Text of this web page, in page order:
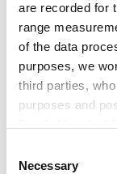
are recorded for
range
of the data
purposes, we
third parties,
purposes and
consent to the
Selection
Necessary
Träger des
Caravaning-
Sammlung
sondern
Menschen